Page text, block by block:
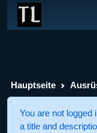
Hauptseite
You are not logged
a title and